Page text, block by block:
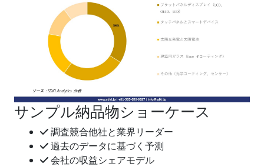
サンプル納品物ショーケース
調査競合他社と業界リーダー
過去のデータに基づく予測
会社の収益シェアモデル